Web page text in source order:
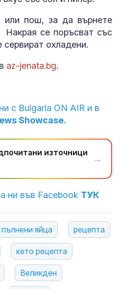
или пош, за да върнете
се поръсват със
охладени.
az-jenata.bg.
с Bulgaria ON AIR и в
Showcase.
източници
→
ни във Facebook ТУК
пълнени яйца рецепта
кето рецепта
Великден